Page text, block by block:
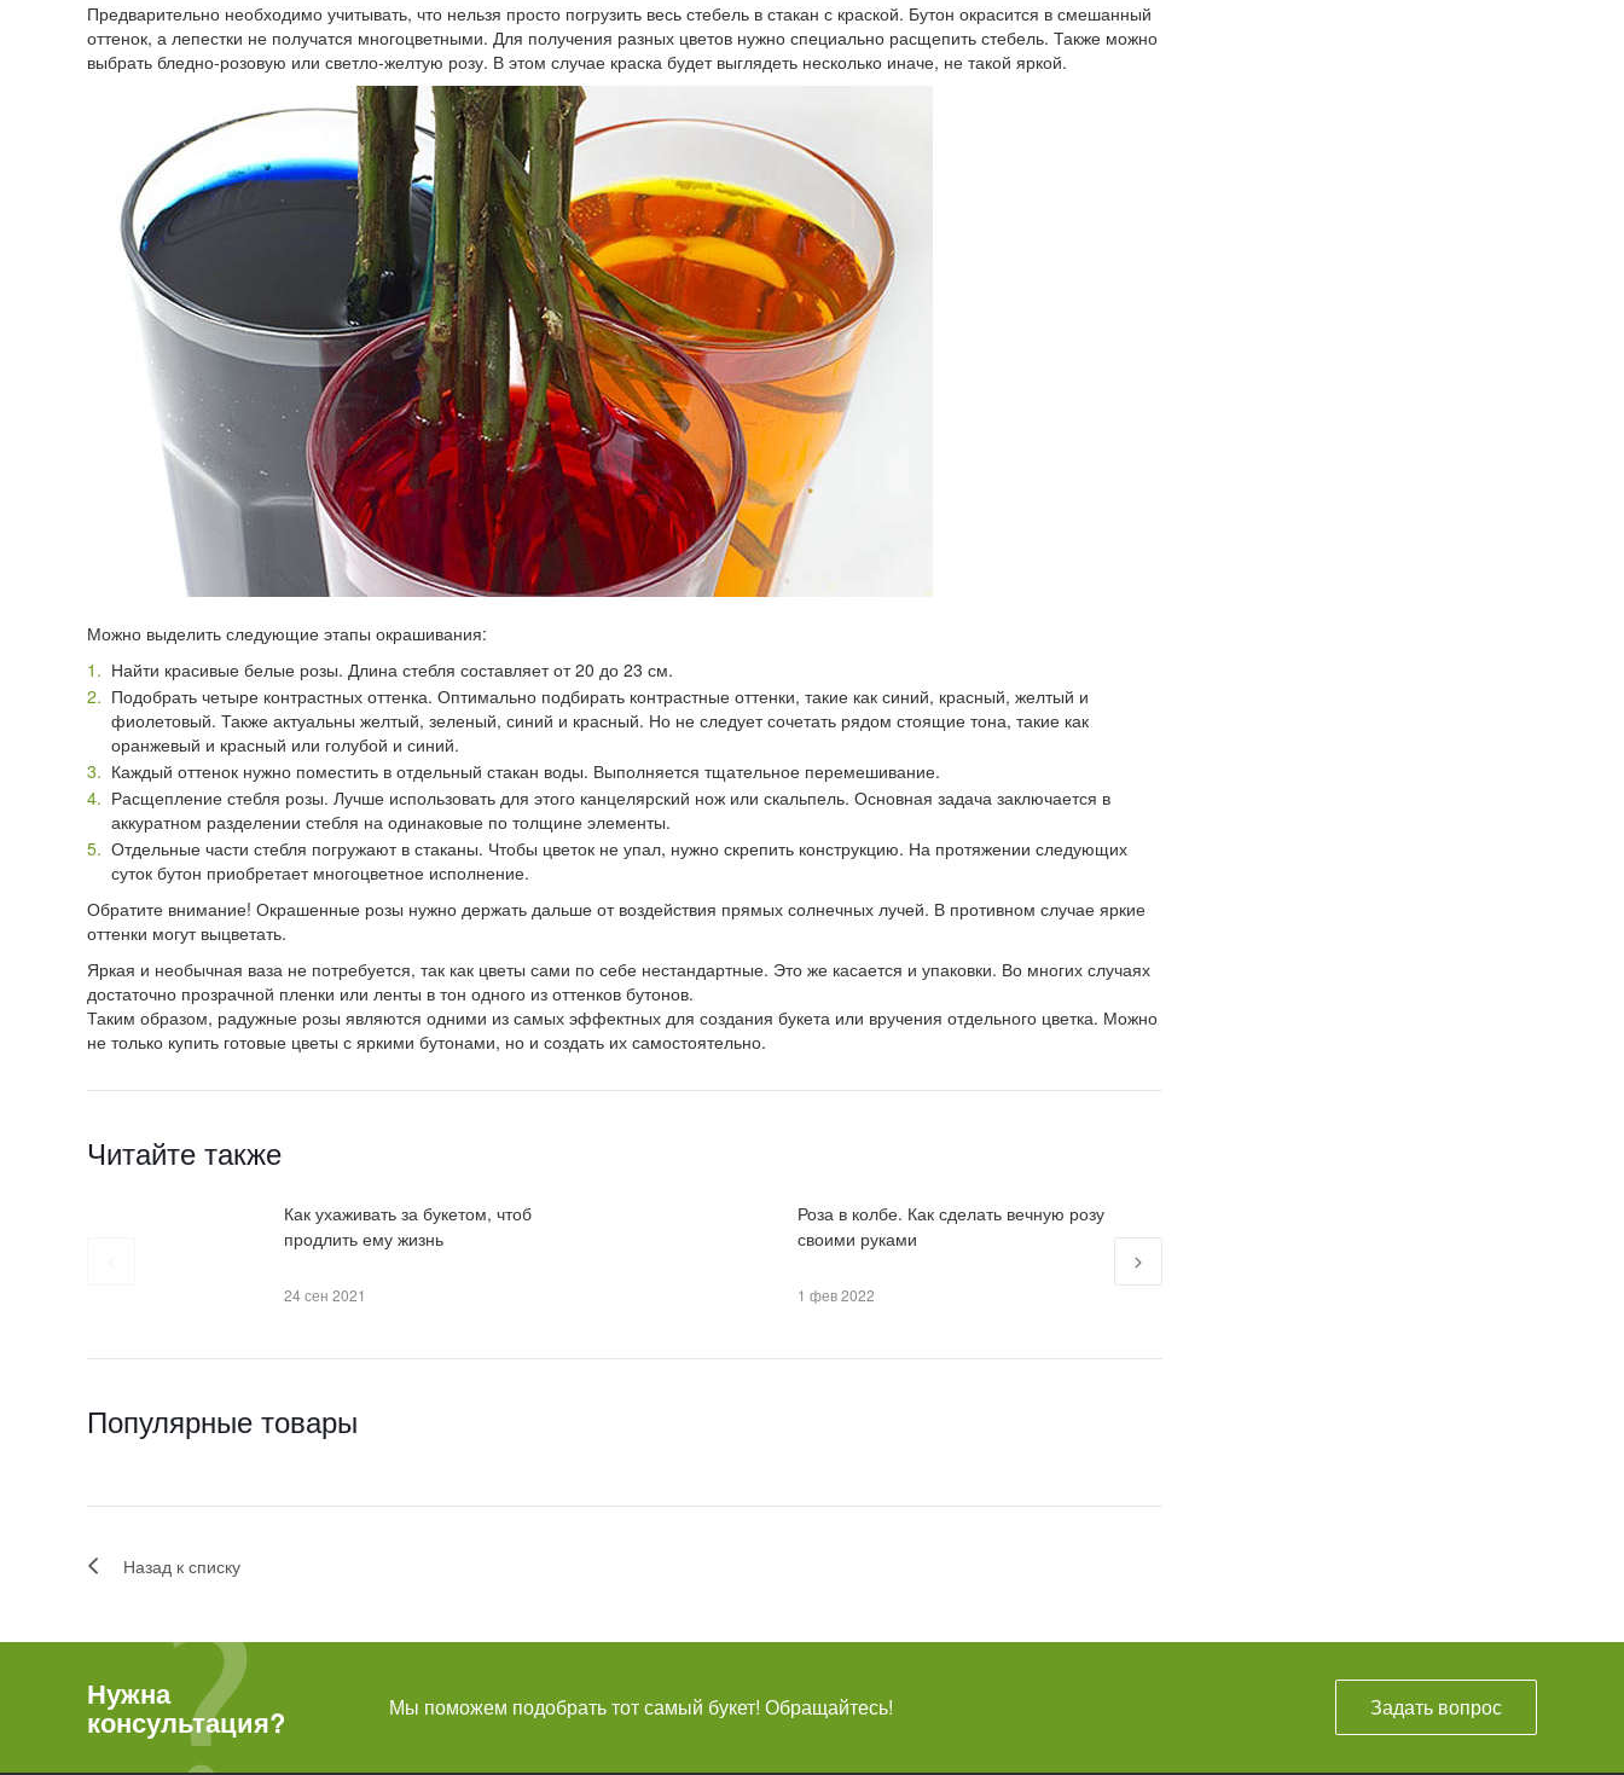
Предварительно необходимо учитывать, что нельзя просто погрузить весь стебель в стакан с краской. Бутон окрасится в смешанный
оттенок, а лепестки не получатся многоцветными. Для получения разных цветов нужно специально расщепить стебель. Также можно
выбрать бледно-розовую или светло-желтую розу. В этом случае краска будет выглядеть несколько иначе, не такой яркой.
Можно выделить следующие этапы окрашивания:
Найти красивые белые розы. Длина стебля составляет от 20 до 23 см.
Подобрать четыре контрастных оттенка. Оптимально подбирать контрастные оттенки, такие как синий, красный, желтый и
фиолетовый. Также актуальны желтый, зеленый, синий и красный. Но не следует сочетать рядом стоящие тона, такие как
оранжевый и красный или голубой и синий.
Каждый оттенок нужно поместить в отдельный стакан воды. Выполняется тщательное перемешивание.
Расщепление стебля розы. Лучше использовать для этого канцелярский нож или скальпель. Основная задача заключается в
аккуратном разделении стебля на одинаковые по толщине элементы.
Отдельные части стебля погружают в стаканы. Чтобы цветок не упал, нужно скрепить конструкцию. На протяжении следующих
суток бутон приобретает многоцветное исполнение.
Обратите внимание! Окрашенные розы нужно держать дальше от воздействия прямых солнечных лучей. В противном случае яркие
оттенки могут выцветать.
Яркая и необычная ваза не потребуется, так как цветы сами по себе нестандартные. Это же касается и упаковки. Во многих случаях
достаточно прозрачной пленки или ленты в тон одного из оттенков бутонов.
Таким образом, радужные розы являются одними из самых эффектных для создания букета или вручения отдельного цветка. Можно
не только купить готовые цветы с яркими бутонами, но и создать их самостоятельно.
Читайте также
Как ухаживать за букетом, чтоб
продлить ему жизнь
24 сен 2021
Роза в колбе. Как сделать вечную розу
своими руками
1 фев 2022
Популярные товары
Назад к списку
Нужна
консультация? Мы поможем подобрать тот самый букет! Обращайтесь! Задать вопрос